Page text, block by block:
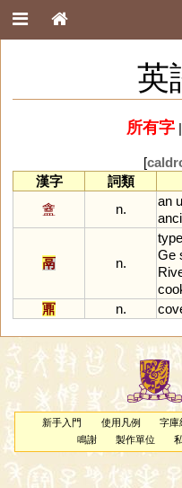
英
所有字|
[
漢字
詞類
盦
n.
an
鬲 n.
type
Ge
鼏
n.
新手入門 使用凡例 字庫
鳴謝
製作單位